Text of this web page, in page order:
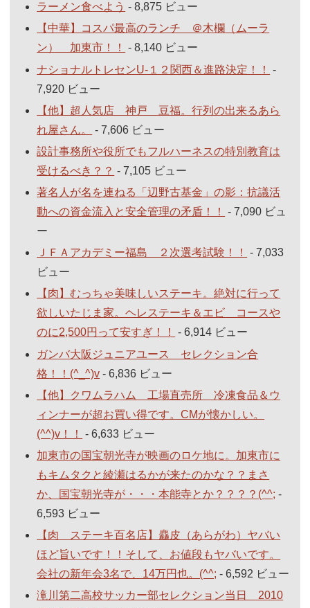
ラーメン食べよう - 8,875 ビュー
【中華】コスパ最高のランチ ＠木欄（ムーラ
ン） 加東市！！
- 8,140 ビュー
ナショナルトレセンU-１２関西＆進路決定！！
-
7,920 ビュー
【他】超人気店 神戸 豆福。行列の出来るあら
れ屋さん。
- 7,606 ビュー
設計事務所や役所でもフルハーネスの特別教育は
受けるべき？？ - 7,105 ビュー
著名人が名を連ねる「辺野古基金」の影：抗議活
動への資金流入と安全管理の矛盾！！
- 7,090 ビュ
ー
ＪＦＡアカデミー福島 ２次選考試験！！
- 7,033
ビュー
【肉】むっちゃ美味しいステーキ。絶対に行って
欲しいたじま家。ヘレステーキ＆エビ コースや
のに2,500円って安すぎ！！
- 6,914 ビュー
ガンバ大阪ジュニアユース セレクション合
格！！(^_^)v - 6,836 ビュー
【他】クワムラハム 工場直売所 冷凍食品＆ウ
ィンナーが超お買い得です。CMが懐かしい。
(^^)v！！
- 6,633 ビュー
加東市の国宝朝光寺が映画のロケ地に。加東市に
もキムタクと綾瀬はるかが来たのかな？？まさ
か、国宝朝光寺が・・・本能寺とか？？？？(^^; -
6,593 ビュー
【肉 ステーキ百名店】麤皮（あらがわ）ヤバい
ほど旨いです！！そして、お値段もヤバいです。
会社の新年会3名で、14万円也。(^^; - 6,592 ビュー
滝川第二高校サッカー部セレクション当日 2010